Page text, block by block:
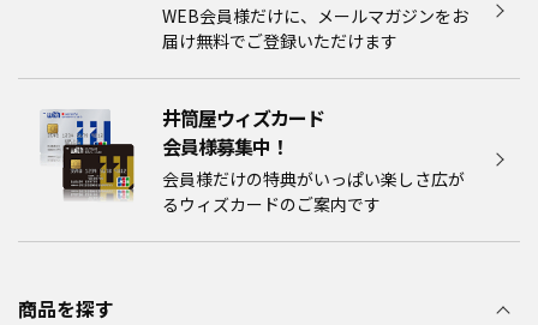
WEB会員様だけに、メールマガジンをお
届け無料でご登録いただけます
井筒屋ウィズカード
会員様募集中！​​
会員様だけの特典がいっぱい楽しさ広が
るウィズカードのご案内です
商品を探す